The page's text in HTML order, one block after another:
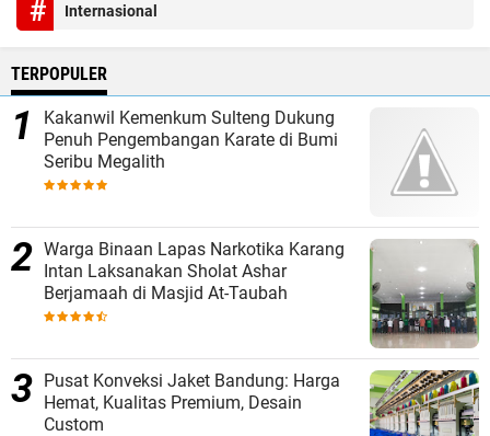
Internasional
TERPOPULER
Kakanwil Kemenkum Sulteng Dukung
Penuh Pengembangan Karate di Bumi
Seribu Megalith
Warga Binaan Lapas Narkotika Karang
Intan Laksanakan Sholat Ashar
Berjamaah di Masjid At-Taubah
Pusat Konveksi Jaket Bandung: Harga
Hemat, Kualitas Premium, Desain
Custom